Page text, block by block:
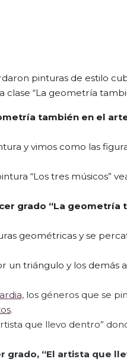
pinturas de estilo
clase “La geometría
también en el
y vimos como las
“Los tres músicos”
grado “La geometría
geométricas y se
un triángulo y los demás
los géneros que se
.
que llevo dentro”
grado, “El artista que